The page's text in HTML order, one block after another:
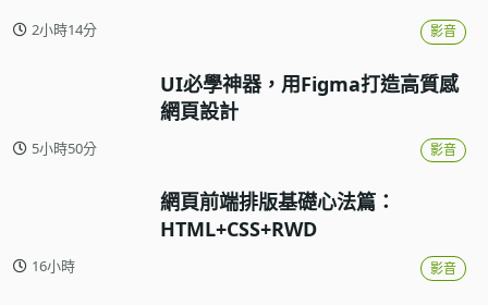
2小時14分 影音
UI必學神器，用Figma打造高質感
網頁設計
5小時50分 影音
網頁前端排版基礎心法篇：
HTML+CSS+RWD
16小時 影音